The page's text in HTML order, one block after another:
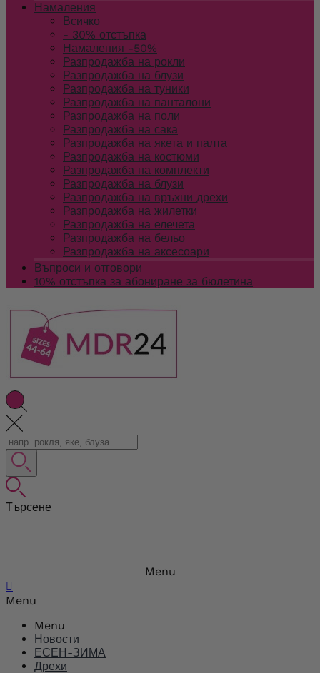
Намаления
Всичко
- 30% отстъпка
Намаления -50%
Разпродажба на рокли
Разпродажба на блузи
Разпродажба на туники
Разпродажба на панталони
Разпродажба на поли
Разпродажба на сака
Разпродажба на якета и палта
Разпродажба на костюми
Разпродажба на комплекти
Разпродажба на блузи
Разпродажба на връхни дрехи
Разпродажба на жилетки
Разпродажба на елечета
Разпродажба на бельо
Разпродажба на аксесоари
Въпроси и отговори
10% отстъпка за абониране за бюлетина
Търсене
Menu

Menu
Menu
Новости
ЕСЕН-ЗИМА
Дрехи